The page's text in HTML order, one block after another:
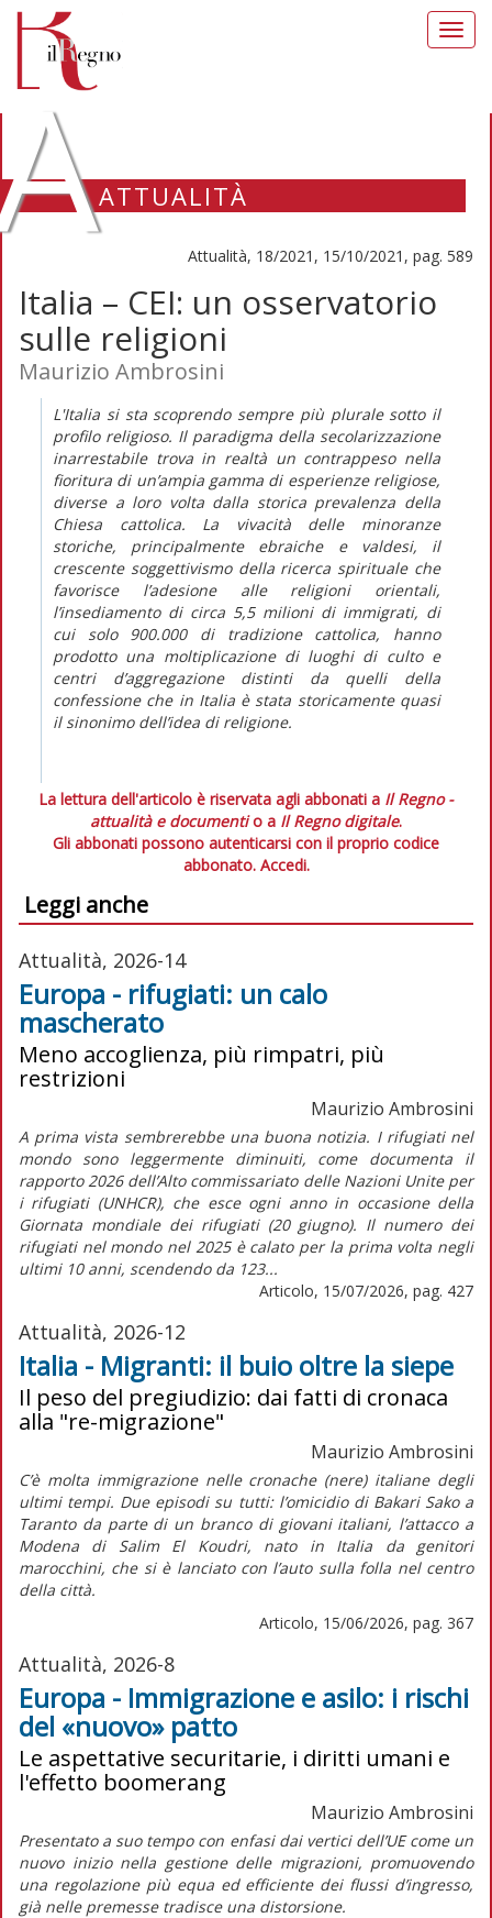
ATTUALITÀ
Attualità, 18/2021, 15/10/2021, pag. 589
Italia – CEI: un osservatorio
sulle religioni
Maurizio Ambrosini
L'Italia si sta scoprendo sempre più plurale sotto il
profilo religioso. Il paradigma della secolarizzazione
inarrestabile trova in realtà un contrappeso nella
fioritura di un’ampia gamma di esperienze religiose,
diverse a loro volta dalla storica prevalenza della
Chiesa cattolica. La vivacità delle minoranze
storiche, principalmente ebraiche e valdesi, il
crescente soggettivismo della ricerca spirituale che
favorisce l’adesione alle religioni orientali,
l’insediamento di circa 5,5 milioni di immigrati, di
cui solo 900.000 di tradizione cattolica, hanno
prodotto una moltiplicazione di luoghi di culto e
centri d’aggregazione distinti da quelli della
confessione che in Italia è stata storicamente quasi
il sinonimo dell’idea di religione.
La lettura dell'articolo è riservata agli abbonati a Il Regno -
attualità e documentio a Il Regno digitale.
Gli abbonati possono autenticarsi con il proprio codice
abbonato. Accedi.
Leggi anche
Attualità, 2026-14
Europa - rifugiati: un calo
mascherato
Meno accoglienza, più rimpatri, più
restrizioni
Maurizio Ambrosini
A prima vista sembrerebbe una buona notizia. I rifugiati nel
mondo sono leggermente diminuiti, come documenta il
rapporto 2026 dell’Alto commissariato delle Nazioni Unite per
i rifugiati (UNHCR), che esce ogni anno in occasione della
Giornata mondiale dei rifugiati (20 giugno). Il numero dei
rifugiati nel mondo nel 2025 è calato per la prima volta negli
ultimi 10 anni, scendendo da 123...
Articolo, 15/07/2026, pag. 427
Attualità, 2026-12
Italia - Migranti: il buio oltre la siepe
Il peso del pregiudizio: dai fatti di cronaca
alla "re-migrazione"
Maurizio Ambrosini
C’è molta immigrazione nelle cronache (nere) italiane degli
ultimi tempi. Due episodi su tutti: l’omicidio di Bakari Sako a
Taranto da parte di un branco di giovani italiani, l’attacco a
Modena di Salim El Koudri, nato in Italia da genitori
marocchini, che si è lanciato con l’auto sulla folla nel centro
della città.
Articolo, 15/06/2026, pag. 367
Attualità, 2026-8
Europa - Immigrazione e asilo: i rischi
del «nuovo» patto
Le aspettative securitarie, i diritti umani e
l'effetto boomerang
Maurizio Ambrosini
Presentato a suo tempo con enfasi dai vertici dell’UE come un
nuovo inizio nella gestione delle migrazioni, promuovendo
una regolazione più equa ed efficiente dei flussi d’ingresso,
già nelle premesse tradisce una distorsione.